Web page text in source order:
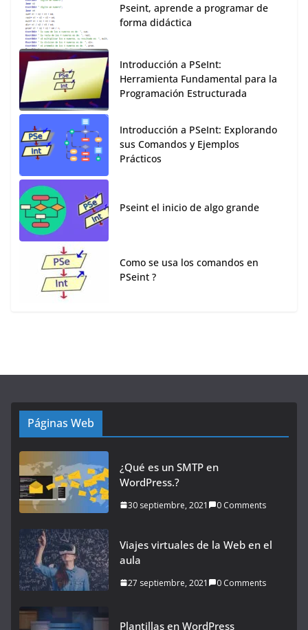
Pseint, aprende a programar de
forma didáctica
Introducción a PSeInt:
Herramienta Fundamental para la
Programación Estructurada
Introducción a PSeInt: Explorando
sus Comandos y Ejemplos
Prácticos
Pseint el inicio de algo grande
Como se usa los comandos en
PSeint ?
Páginas Web
¿Qué es un SMTP en
WordPress.?
30 septiembre, 2021 0 Comments
Viajes virtuales de la Web en el
aula
27 septiembre, 2021 0 Comments
Plantillas en WordPress